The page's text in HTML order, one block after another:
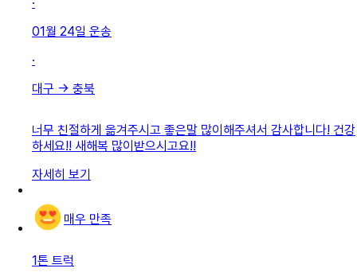
01월 24일 운송
·
대구 → 충북
너무 친절하게 옮겨주시고 좋은말 많이해주셔서 감사합니다! 건강
하세요!! 새해복 많이받으시고요!!
자세히 보기
매우 만족
1톤 트럭